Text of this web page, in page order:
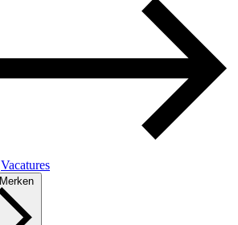
Vacatures
Merken